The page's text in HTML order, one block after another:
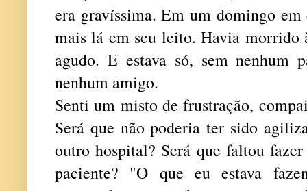
era gravíssima. Em um domingo
mais lá em seu leito. Havia morrido
agudo. E estava só, sem nenhum
nenhum amigo.
Senti um misto de frustração,
Será que não poderia ter sido
outro hospital? Será que faltou
paciente? "O que eu estava